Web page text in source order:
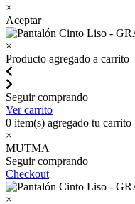
×
Aceptar
×
Producto agregado a carrito
Seguir comprando
Ver carrito
0 item(s) agregado tu carrito
×
MUTMA
Seguir comprando
Checkout
×